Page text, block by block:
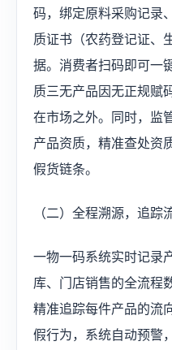
码，绑定原料采购记录
质证书（农药登记证、
据。消费者扫码即可一
质三无产品因无正规赋
在市场之外。同时，监
产品资质，精准查处资
假货链条。
（二）全程溯源，追
一物一码系统实时记录
库、门店销售的全流程
精准追踪每件产品的流
假行为，系统自动预警